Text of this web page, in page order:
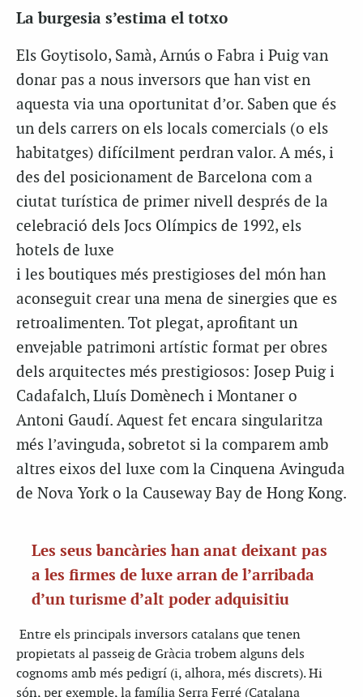
La burgesia s’estima el totxo
Els Goytisolo, Samà, Arnús o Fabra i Puig van
donar pas a nous inversors que han vist en
aquesta via una oportunitat d’or. Saben que és
un dels carrers on els locals comercials (o els
habitatges) difícilment perdran valor. A més, i
des del posicionament de Barcelona com a
ciutat turística de primer nivell després de la
celebració dels Jocs Olímpics de 1992, els
hotels de luxe
i les boutiques més prestigioses del món han
aconseguit crear una mena de sinergies que es
retroalimenten. Tot plegat, aprofitant un
envejable patrimoni artístic format per obres
dels arquitectes més prestigiosos: Josep Puig i
Cadafalch, Lluís Domènech i Montaner o
Antoni Gaudí. Aquest fet encara singularitza
més l’avinguda, sobretot si la comparem amb
altres eixos del luxe com la Cinquena Avinguda
de Nova York o la Causeway Bay de Hong Kong.
Les seus bancàries han anat deixant pas
a les firmes de luxe arran de l’arribada
d’un turisme d’alt poder adquisitiu
Entre els principals inversors catalans que tenen
propietats al passeig de Gràcia trobem alguns dels
cognoms amb més pedigrí (i, alhora, més discrets). Hi
són, per exemple, la família Serra Ferré (Catalana